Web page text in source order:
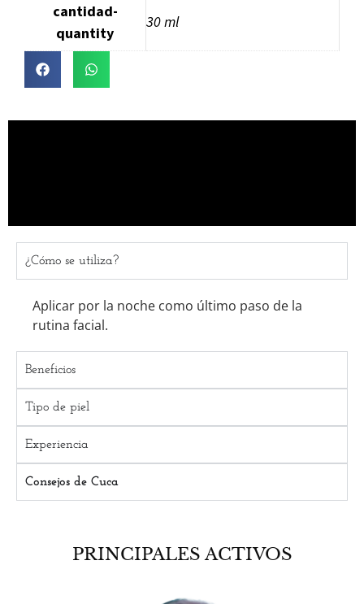
cantidad-
quantity
30 ml
¿Cómo se utiliza?
Aplicar por la noche como último paso de la
rutina facial.
Beneficios
Tipo de piel
Experiencia
Consejos de Cuca
PRINCIPALES ACTIVOS